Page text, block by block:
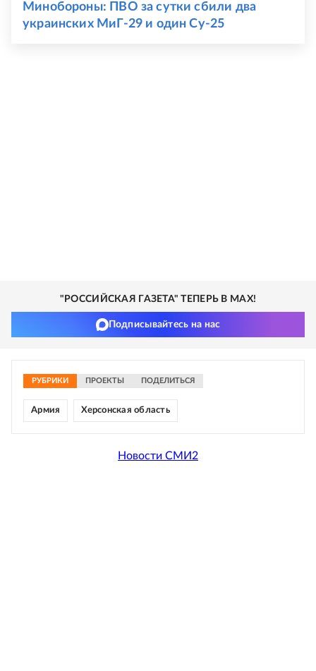
Минобороны: ПВО за сутки сбили два
украинских МиГ-29 и один Су-25
"РОССИЙСКАЯ ГАЗЕТА" ТЕПЕРЬ В MAX!
Подписывайтесь на нас
РУБРИКИ ПРОЕКТЫ ПОДЕЛИТЬСЯ
Армия Херсонская область
Новости СМИ2